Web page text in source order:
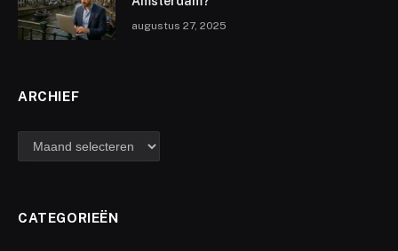
augustus 27, 2025
ARCHIEF
archief
CATEGORIEËN